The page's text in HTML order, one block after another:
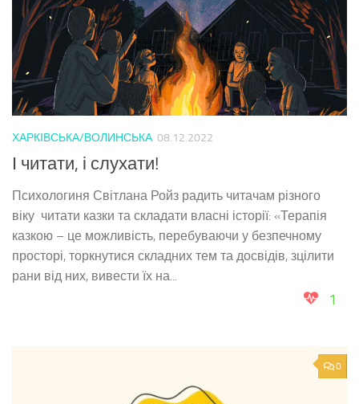
ХАРКІВСЬКА/ВОЛИНСЬКА 08.12.2022
І читати, і слухати!
Психологиня Світлана Ройз радить читачам різного
віку читати казки та складати власні історії: «Терапія
казкою – це можливість, перебуваючи у безпечному
просторі, торкнутися складних тем та досвідів, зцілити
рани від них, вивести їх на...
1
0